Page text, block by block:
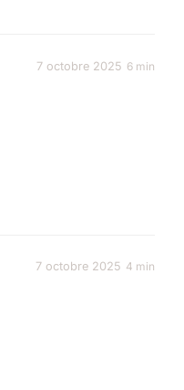
7 octobre 2025 6 min
7 octobre 2025 4 min